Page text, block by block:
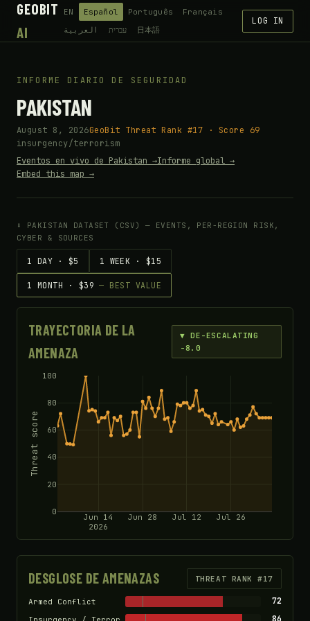
GEOBIT
AI
EN Español Português
Français
العربية
עברית 日本語
LOG IN
INFORME DIARIO DE SEGURIDAD
PAKISTAN
August 8, 2026GeoBit Threat Rank #17 · Score 69
insurgency/terrorism
Eventos en vivo de Pakistan →Informe global →
Embed this map →
⬇ PAKISTAN DATASET (CSV) — EVENTS, PER-REGION RISK,
CYBER & SOURCES
1 DAY · $5 1 WEEK · $15
1 MONTH · $39— BEST VALUE
TRAYECTORIA DE LA
AMENAZA
▼ DE-ESCALATING
-8.0
Jun 14
2026
Jun 28 Jul 12 Jul 26
0
20
40
60
80
100
Threat score
DESGLOSE DE AMENAZAS THREAT RANK #17
Armed Conflict 72